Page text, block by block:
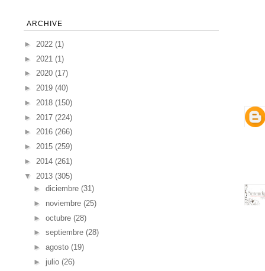
ARCHIVE
► 2022 (1)
► 2021 (1)
► 2020 (17)
► 2019 (40)
► 2018 (150)
► 2017 (224)
► 2016 (266)
► 2015 (259)
► 2014 (261)
▼ 2013 (305)
► diciembre (31)
► noviembre (25)
► octubre (28)
► septiembre (28)
► agosto (19)
► julio (26)